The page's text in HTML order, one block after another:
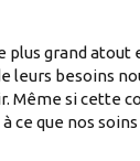
plus grand
leurs besoins
Même si cette
que nos